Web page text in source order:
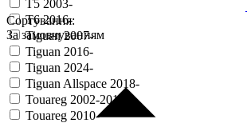
T5 2003-
T6 2016-
Tiguan 2007-
Tiguan 2016-
Tiguan 2024-
Tiguan Allspace 2018-
Touareg 2002-2010
Touareg 2010-
Сортування:
За замовчуванням